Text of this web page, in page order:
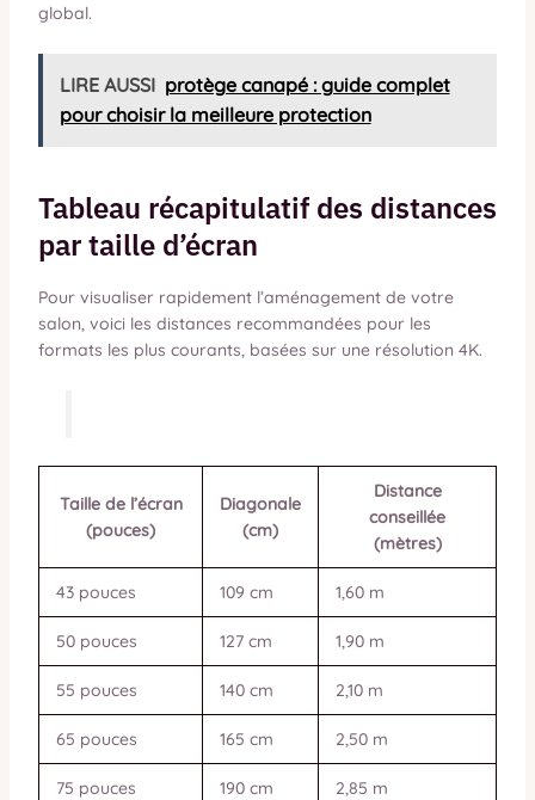
global.
LIRE AUSSI protège canapé : guide complet
pour choisir la meilleure protection
Tableau récapitulatif des distances
par taille d’écran
Pour visualiser rapidement l’aménagement de votre
salon, voici les distances recommandées pour les
formats les plus courants, basées sur une résolution 4K.
Taille de l’écran
(pouces)
Diagonale
(cm)
Distance
conseillée
(mètres)
43 pouces 109 cm 1,60 m
50 pouces 127 cm 1,90 m
55 pouces 140 cm 2,10 m
65 pouces 165 cm 2,50 m
75 pouces 190 cm 2,85 m